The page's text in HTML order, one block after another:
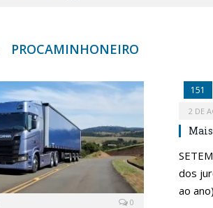
PROCAMINHONEIRO
0
151
2 DE
dos
ao